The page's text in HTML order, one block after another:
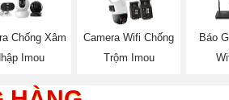
Chống Xâm
Imou
Camera Wifi Chống
Trộm Imou
Báo